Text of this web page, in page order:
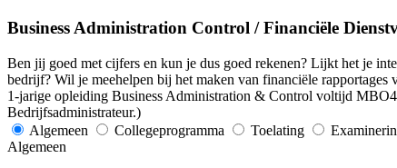
Business Administration Control / Financiële
Ben jij goed met cijfers en kun je dus goed rekenen? Lijkt het je
bedrijf? Wil je meehelpen bij het maken van financiële
1-jarige opleiding Business Administration & Control voltijd
Bedrijfsadministrateur.)
Algemeen
Collegeprogramma Toelating
Algemeen